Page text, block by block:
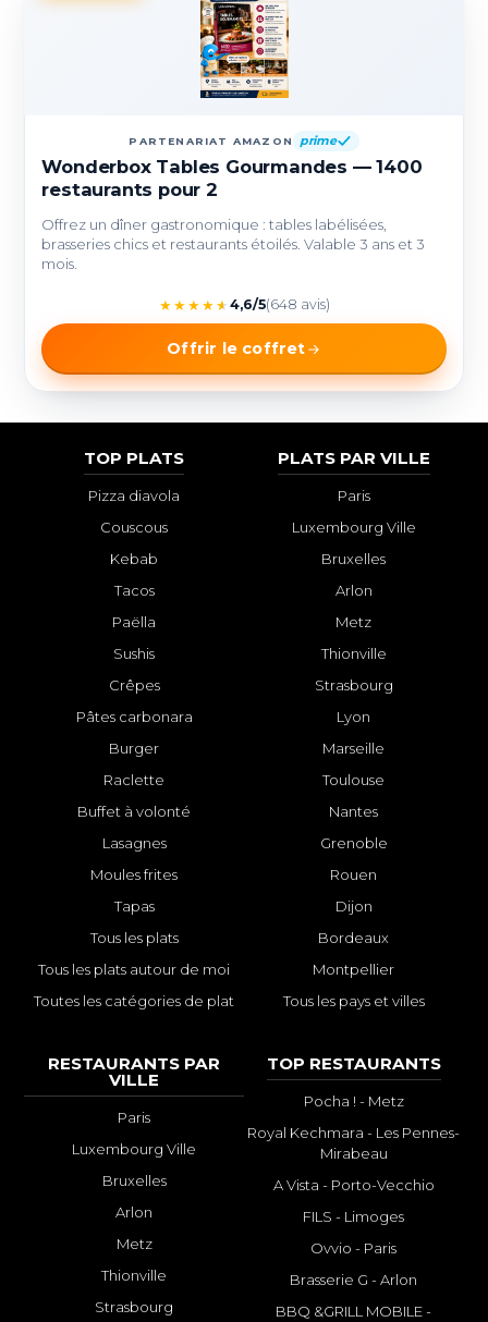
PARTENARIAT AMAZON prime
Wonderbox Tables Gourmandes — 1400
restaurants pour 2
Offrez un dîner gastronomique : tables labélisées,
brasseries chics et restaurants étoilés. Valable 3 ans et 3
mois.
★★★★★ 4,6/5(648 avis)
Offrir le coffret
TOP PLATS
Pizza diavola
Couscous
Kebab
Tacos
Paëlla
Sushis
Crêpes
Pâtes carbonara
Burger
Raclette
Buffet à volonté
Lasagnes
Moules frites
Tapas
Tous les plats
Tous les plats autour de moi
Toutes les catégories de plat
PLATS PAR VILLE
Paris
Luxembourg Ville
Bruxelles
Arlon
Metz
Thionville
Strasbourg
Lyon
Marseille
Toulouse
Nantes
Grenoble
Rouen
Dijon
Bordeaux
Montpellier
Tous les pays et villes
RESTAURANTS PAR
VILLE
Paris
Luxembourg Ville
Bruxelles
Arlon
Metz
Thionville
Strasbourg
TOP RESTAURANTS
Pocha ! - Metz
Royal Kechmara - Les Pennes-
Mirabeau
A Vista - Porto-Vecchio
FILS - Limoges
Ovvio - Paris
Brasserie G - Arlon
BBQ &GRILL MOBILE -